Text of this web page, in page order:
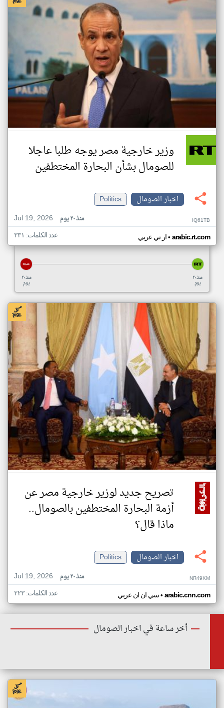
وزير خارجية مصر يوجه طلبا عاجلا
للصومال بشأن البحارة المختطفين
اخبار الصومال
Politics
Jul 19, 2026
منذ ٢٠ يوم IQ61TB
ار تي عربي• arabic.rt.com عدد الكلمات: ٣٣١
منذ ٢٠
يوم
منذ ٢٠
يوم
تصريح جديد لوزير خارجية مصر عن
أزمة البحارة المختطفين بالصومال..
ماذا قال؟
اخبار الصومال
Politics
Jul 19, 2026
منذ ٢٠ يوم NR49KM
سي ان ان عربي• arabic.cnn.com عدد الكلمات: ٢٢٣
أخر ساعة في اخبار الصومال